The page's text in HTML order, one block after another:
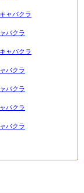
ャバクラ
バクラ
ャバクラ
バクラ
バクラ
バクラ
バクラ